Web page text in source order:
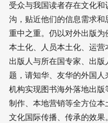
受众与我国读者存在文化
沟，贴近他们的信息需求
重中之重。仍以对外出版为
本土化、人员本土化、运营
出版人与所在国专家、出
题，请知华、友华的外国
机构实现图书海外落地出
制作、本地营销等全方位
文化国际传播、传承的效果